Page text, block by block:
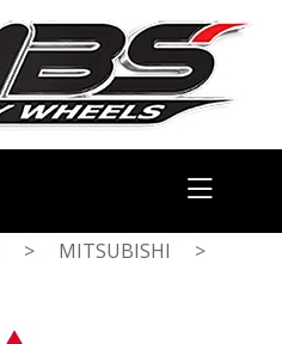
> MITSUBISHI
>